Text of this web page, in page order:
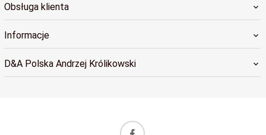
Obsługa klienta
Informacje
D&A Polska Andrzej Królikowski